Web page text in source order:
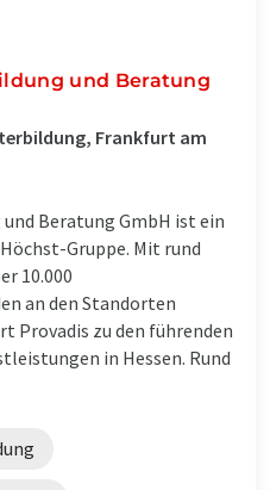
und Beratung
Frankfurt am
Beratung GmbH ist ein
Gruppe. Mit rund
10.000
an den Standorten
Provadis zu den führenden
in Hessen. Rund